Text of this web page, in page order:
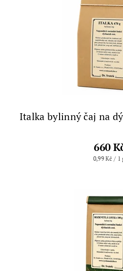
Italka bylinný čaj na
660
0,99 Kč / 1